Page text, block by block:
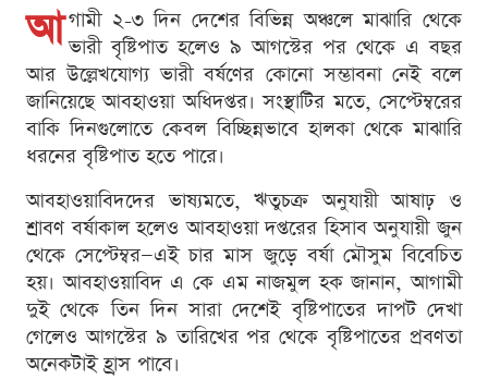
আ গামী ২-৩ দিন দেশের বিভিন্ন অঞ্চলে মাঝারি থেকে
ভারী বৃষ্টিপাত হলেও ৯ আগস্টের পর থেকে এ বছর
আর উল্লেখযোগ্য ভারী বর্ষণের কোনো সম্ভাবনা নেই বলে
জানিয়েছে আবহাওয়া অধিদপ্তর। সংস্থাটির মতে, সেপ্টেম্বরের
বাকি দিনগুলোতে কেবল বিচ্ছিন্নভাবে হালকা থেকে মাঝারি
ধরনের বৃষ্টিপাত হতে পারে।
আবহাওয়াবিদদের ভাষ্যমতে, ঋতুচক্র অনুযায়ী আষাঢ় ও
শ্রাবণ বর্ষাকাল হলেও আবহাওয়া দপ্তরের হিসাব অনুযায়ী জুন
থেকে সেপ্টেম্বর—এই চার মাস জুড়ে বর্ষা মৌসুম বিবেচিত
হয়। আবহাওয়াবিদ এ কে এম নাজমুল হক জানান, আগামী
দুই থেকে তিন দিন সারা দেশেই বৃষ্টিপাতের দাপট দেখা
গেলেও আগস্টের ৯ তারিখের পর থেকে বৃষ্টিপাতের প্রবণতা
অনেকটাই হ্রাস পাবে।